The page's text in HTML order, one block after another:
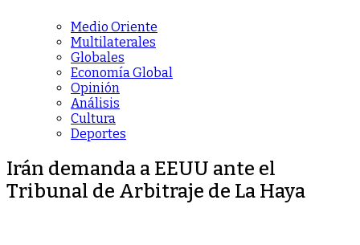
Medio Oriente
Multilaterales
Globales
Economía Global
Opinión
Análisis
Cultura
Deportes
Irán demanda a EEUU ante el
Tribunal de Arbitraje de La Haya